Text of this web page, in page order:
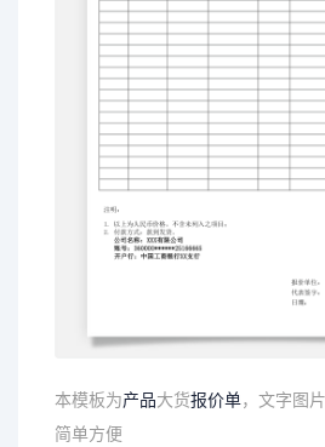
本模板为产品大货报价单，文字图
简单方便